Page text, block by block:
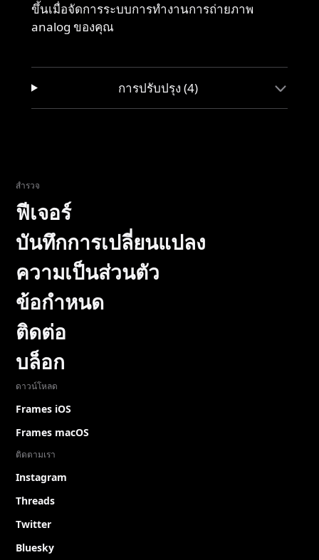
ขึ้นเมื่อจัดการระบบการทำงานการถ่ายภาพ
analog ของคุณ
การปรับปรุง (4)
สำรวจ
ฟีเจอร์
บันทึกการเปลี่ยนแปลง
ความเป็นส่วนตัว
ข้อกำหนด
ติดต่อ
บล็อก
ดาวน์โหลด
Frames iOS
Frames macOS
ติดตามเรา
Instagram
Threads
Twitter
Bluesky